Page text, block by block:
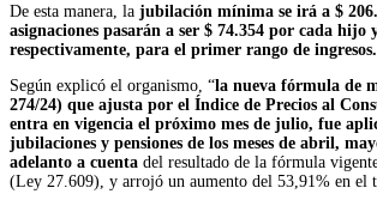
De esta manera, la jubilación mínima se irá a $
asignaciones pasarán a ser $ 74.354 por cada hijo
respectivamente, para el primer rango de ingresos.
Según explicó el organismo, “la nueva fórmula de
274/24) que ajusta por el Índice de Precios al
entra en vigencia el próximo mes de julio, fue
jubilaciones y pensiones de los meses de abril,
adelanto a cuenta del resultado de la fórmula
(Ley 27.609), y arrojó un aumento del 53,91% en el